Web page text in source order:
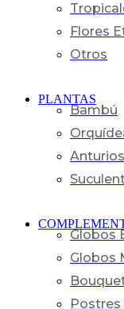
Flores
Otros
PLANTAS
Bambú
Anturios
Globos
Globos
Postres